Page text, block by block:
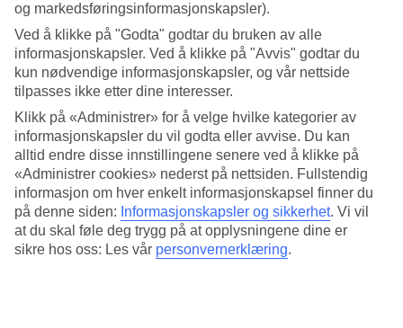
Lisboa
8/18
Funchal, Madeira
9/18
Funchal, Madeira
10/18
og markedsføringsinformasjonskapsler).
Ved å klikke på "Godta" godtar du bruken av alle
informasjonskapsler. Ved å klikke på "Avvis" godtar du
kun nødvendige informasjonskapsler, og vår nettside
tilpasses ikke etter dine interesser.
Klikk på «Administrer» for å velge hvilke kategorier av
informasjonskapsler du vil godta eller avvise. Du kan
alltid endre disse innstillingene senere ved å klikke på
«Administrer cookies» nederst på nettsiden. Fullstendig
informasjon om hver enkelt informasjonskapsel finner du
på denne siden: Informasjonskapsler og sikkerhet. Vi vil
at du skal føle deg trygg på at opplysningene dine er
sikre hos oss: Les vår personvernerklæring.